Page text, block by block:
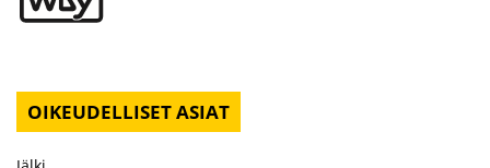
OIKEUDELLISET ASIAT